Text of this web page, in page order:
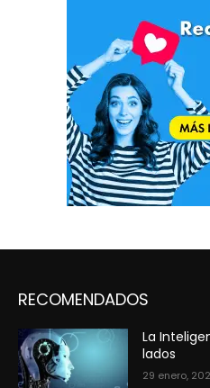
RECOMENDADOS
La
lados
29 enero,